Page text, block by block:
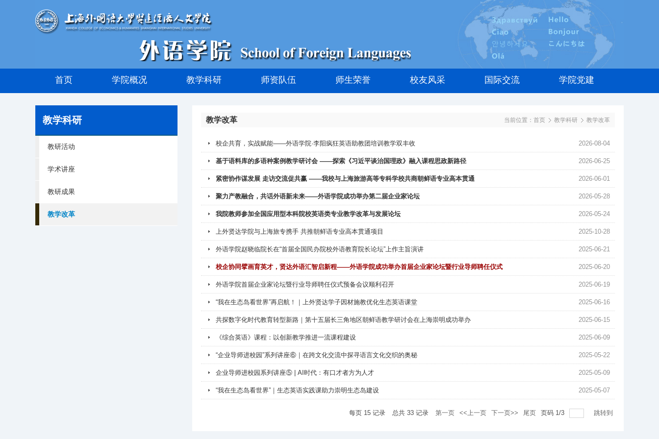
首页 学院概况 教学科研 师资队伍 师生荣誉 校友风采 国际交流 学院党建
教学科研
教研活动
学术讲座
教研成果
教学改革
教学改革 当前位置：首页 教学科研 教学改革
校企共育，实战赋能——外语学院·李阳疯狂英语助教团培训教学双丰收 2026-08-04
基于语料库的多语种案例教学研讨会 ——探索《习近平谈治国理政》融入课程思政新路径 2026-06-25
紧密协作谋发展 走访交流促共赢 ——我校与上海旅游高等专科学校共商朝鲜语专业高本贯通 2026-06-01
聚力产教融合，共话外语新未来——外语学院成功举办第二届企业家论坛 2026-05-28
我院教师参加全国应用型本科院校英语类专业教学改革与发展论坛 2026-05-24
上外贤达学院与上海旅专携手 共推朝鲜语专业高本贯通项目 2025-10-28
外语学院赵晓临院长在“首届全国民办院校外语教育院长论坛”上作主旨演讲 2025-06-21
校企协同擘画育英才，贤达外语汇智启新程——外语学院成功举办首届企业家论坛暨行业导师聘任仪式 2025-06-20
外语学院首届企业家论坛暨行业导师聘任仪式预备会议顺利召开 2025-06-19
“我在生态岛看世界”再启航！｜上外贤达学子因材施教优化生态英语课堂 2025-06-16
共探数字化时代教育转型新路｜第十五届长三角地区朝鲜语教学研讨会在上海崇明成功举办 2025-06-15
《综合英语》课程：以创新教学推进一流课程建设 2025-06-09
“企业导师进校园”系列讲座⑥｜在跨文化交流中探寻语言文化交织的奥秘 2025-05-22
企业导师进校园系列讲座⑤ | AI时代：有口才者方为人才 2025-05-09
“我在生态岛看世界”｜生态英语实践课助力崇明生态岛建设 2025-05-07
每页 15 记录 总共33 记录 第一页 <<上一页 下一页>> 尾页 页码 1/3 跳转到